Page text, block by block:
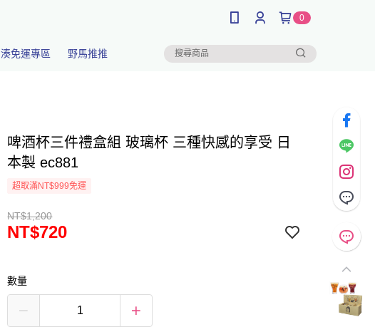
0
湊免運專區 野馬推推
啤酒杯三件禮盒組 玻璃杯 三種快感的享受 日
本製 ec881
超取滿NT$999免運
NT$1,200
NT$720
數量